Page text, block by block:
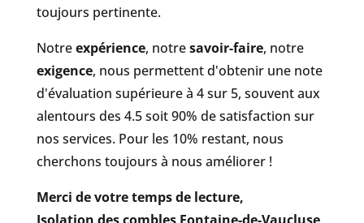
toujours pertinente.
Notreexpérience, notresavoir-faire, notre
exigence, nous permettent d'obtenir une note
d'évaluation supérieure à 4 sur 5, souvent aux
alentours des 4.5 soit 90% de satisfaction sur
nos services. Pour les 10% restant, nous
cherchons toujours à nous améliorer !
Merci de votre temps de lecture,